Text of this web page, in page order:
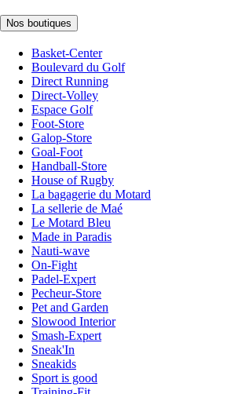
Nos boutiques
Basket-Center
Boulevard du Golf
Direct Running
Direct-Volley
Espace Golf
Foot-Store
Galop-Store
Goal-Foot
Handball-Store
House of Rugby
La bagagerie du Motard
La sellerie de Maé
Le Motard Bleu
Made in Paradis
Nauti-wave
On-Fight
Padel-Expert
Pecheur-Store
Pet and Garden
Slowood Interior
Smash-Expert
Sneak'In
Sneakids
Sport is good